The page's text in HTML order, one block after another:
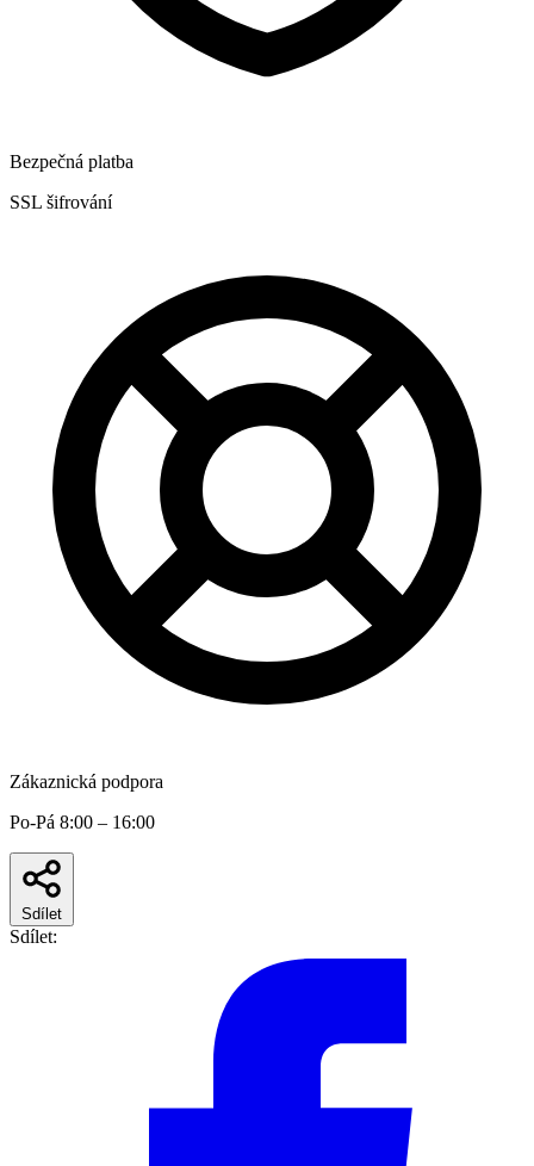
Bezpečná platba
SSL šifrování
Zákaznická podpora
Po-Pá 8:00 – 16:00
Sdílet
Sdílet: